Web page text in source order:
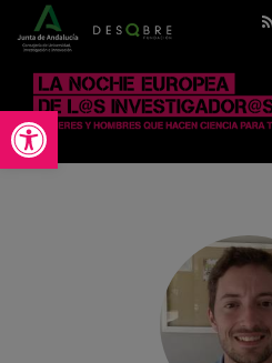
Abrir barra de herramientas